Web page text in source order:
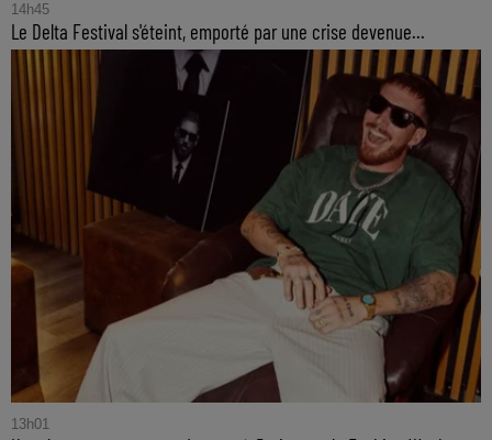
14h45
Le Delta Festival s'éteint, emporté par une crise devenue...
13h01